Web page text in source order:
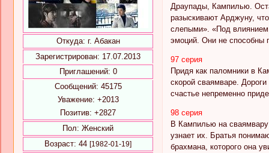
Откуда: г. Абакан
Зарегистрирован: 17.07.2013
Приглашений: 0
Сообщений: 45175
Уважение: +2013
Позитив: +2827
Пол: Женский
Возраст: 44 [1982-01-19]
Драупады, Кампилью.
разыскивают Арджуну,
слепыми». «Под
эмоций. Они не способны
97 серия
Придя как паломники в
скорой сваямваре.
счастье непременно
98 серия
В Кампилью на
узнает их. Братья
брахмана, которого она